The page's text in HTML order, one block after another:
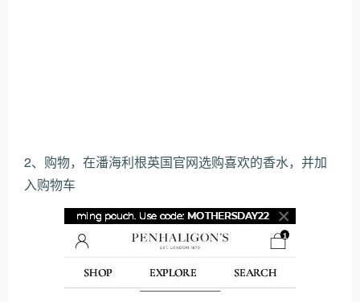
2、购物，在潘海利根英国官网选购喜欢的香水，并加
入购物车